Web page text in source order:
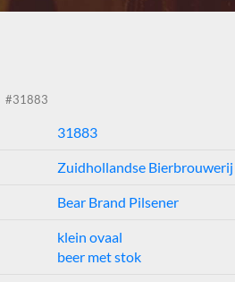
#31883
31883
Zuidhollandse Bierbrouwerij
Bear Brand Pilsener
klein ovaal
beer met stok